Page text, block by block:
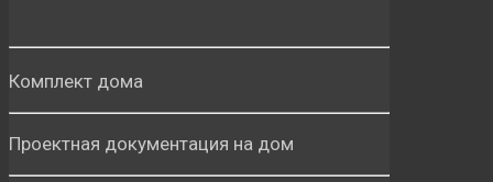
Комплект дома
Проектная документация на дом